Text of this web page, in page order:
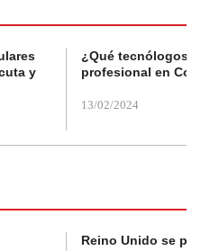
y
¿Qué tecnólogos
profesional en
13/02/2024
Reino Unido se